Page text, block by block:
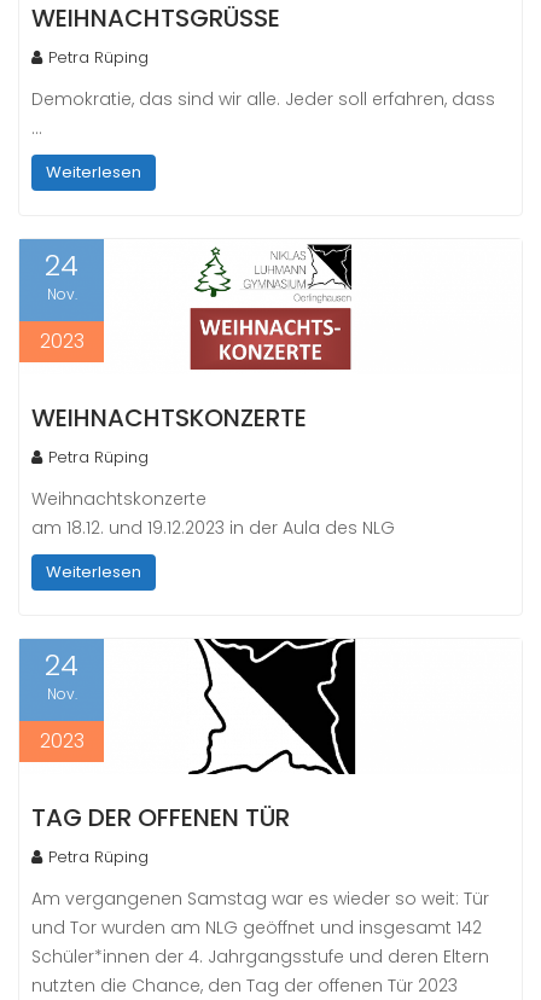
WEIHNACHTSGRÜSSE
Petra Rüping
Demokratie, das sind wir alle. Jeder soll erfahren, dass
…
Weiterlesen
24
Nov.
2023
WEIHNACHTSKONZERTE
Petra Rüping
Weihnachtskonzerte
am 18.12. und 19.12.2023 in der Aula des NLG
Weiterlesen
24
Nov.
2023
TAG DER OFFENEN TÜR
Petra Rüping
Am vergangenen Samstag war es wieder so weit: Tür
und Tor wurden am NLG geöffnet und insgesamt 142
Schüler*innen der 4. Jahrgangsstufe und deren Eltern
nutzten die Chance, den Tag der offenen Tür 2023